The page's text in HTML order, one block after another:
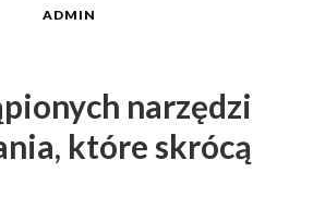
ADMIN
narzędzi
które skrócą